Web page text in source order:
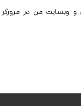
و وبسایت من در مرورگر